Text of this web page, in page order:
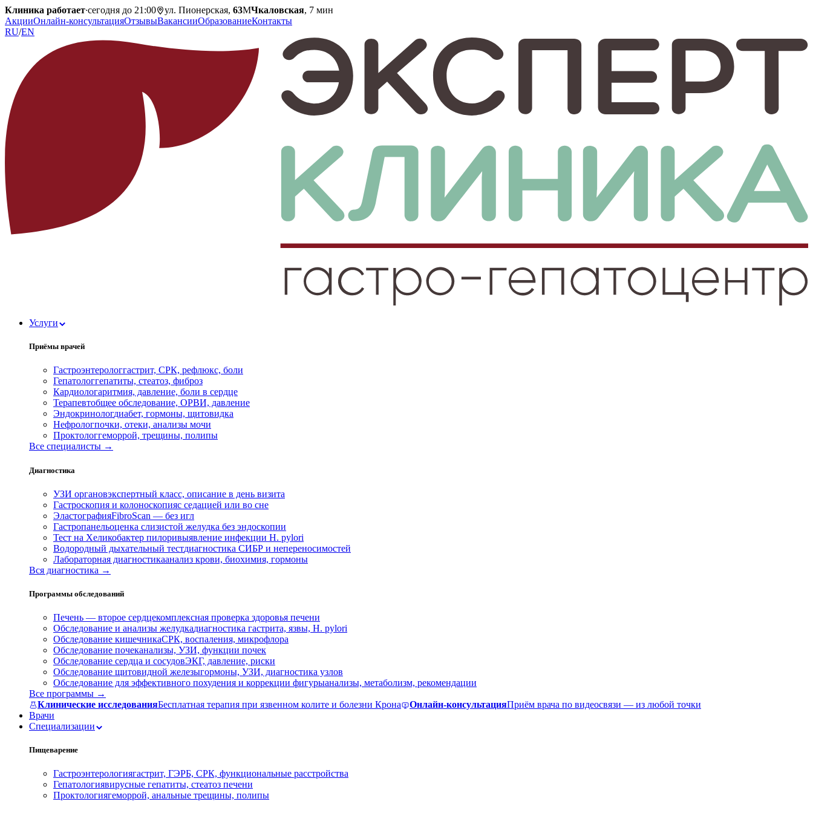
Клиника работает·сегодня до 21:00 ул. Пионерская, 63МЧкаловская, 7 мин
АкцииОнлайн-консультацияОтзывыВакансииОбразованиеКонтакты
RU/EN
Услуги
Приёмы врачей
Гастроэнтерологгастрит, СРК, рефлюкс, боли
Гепатологгепатиты, стеатоз, фиброз
Кардиологаритмия, давление, боли в сердце
Терапевтобщее обследование, ОРВИ, давление
Эндокринологдиабет, гормоны, щитовидка
Нефрологпочки, отеки, анализы мочи
Проктологгеморрой, трещины, полипы
Все специалисты →
Диагностика
УЗИ органовэкспертный класс, описание в день визита
Гастроскопия и колоноскопияс седацией или во сне
ЭластографияFibroScan — без игл
Гастропанельоценка слизистой желудка без эндоскопии
Тест на Хеликобактер пилоривыявление инфекции H. pylori
Водородный дыхательный тестдиагностика СИБР и непереносимостей
Лабораторная диагностикаанализ крови, биохимия, гормоны
Вся диагностика →
Программы обследований
Печень — второе сердцекомплексная проверка здоровья печени
Обследование и анализы желудкадиагностика гастрита, язвы, H. pylori
Обследование кишечникаСРК, воспаления, микрофлора
Обследование почеканализы, УЗИ, функции почек
Обследование сердца и сосудовЭКГ, давление, риски
Обследование щитовидной железыгормоны, УЗИ, диагностика узлов
Обследование для эффективного похудения и коррекции фигурыанализы, метаболизм, рекомендации
Все программы →
Клинические исследованияБесплатная терапия при язвенном колите и болезни Крона Онлайн-консультацияПриём врача по видеосвязи — из любой точки
Врачи
Специализации
Пищеварение
Гастроэнтерологиягастрит, ГЭРБ, СРК, функциональные расстройства
Гепатологиявирусные гепатиты, стеатоз печени
Проктологиягеморрой, анальные трещины, полипы